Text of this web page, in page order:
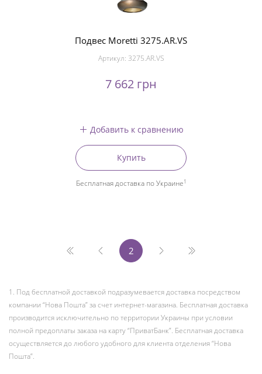
Подвес Moretti 3275.AR.VS
Артикул: 3275.AR.VS
7 662 грн
Добавить к сравнению
Купить
Бесплатная доставка по Украине1
2
1. Под бесплатной доставкой подразумевается доставка посредством
компании “Нова Пошта” за счет интернет-магазина. Бесплатная доставка
производится исключительно по территории Украины при условии
полной предоплаты заказа на карту “ПриватБанк”. Бесплатная доставка
осуществляется до любого удобного для клиента отделения “Нова
Пошта”.